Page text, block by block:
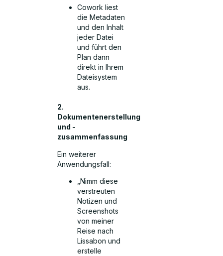
Cowork liest
die Metadaten
und den Inhalt
jeder Datei
und führt den
Plan dann
direkt in Ihrem
Dateisystem
aus.
2.
Dokumentenerstellung
und -
zusammenfassung
Ein weiterer
Anwendungsfall:
„Nimm diese
verstreuten
Notizen und
Screenshots
von meiner
Reise nach
Lissabon und
erstelle